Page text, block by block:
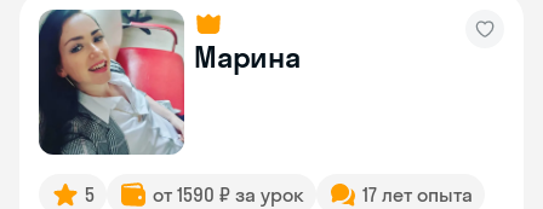
Марина
5 от 1590 ₽ за урок
17 лет опыта